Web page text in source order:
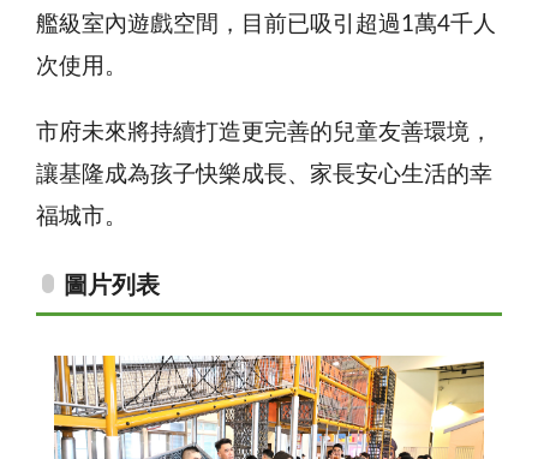
艦級室內遊戲空間，目前已吸引超過1萬4千人
次使用。
市府未來將持續打造更完善的兒童友善環境，
讓基隆成為孩子快樂成長、家長安心生活的幸
福城市。
圖片列表